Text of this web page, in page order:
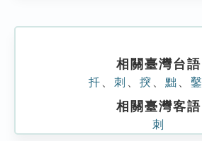
相關臺灣台語
扦 刺 揬 黜 鑿
相關臺灣客語
刺